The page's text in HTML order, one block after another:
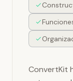
ConvertKit